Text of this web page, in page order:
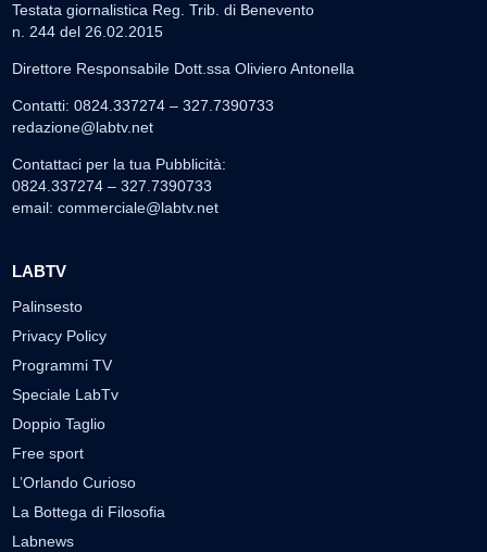
Testata giornalistica Reg. Trib. di Benevento
n. 244 del 26.02.2015
Direttore Responsabile Dott.ssa Oliviero Antonella
Contatti: 0824.337274 – 327.7390733
redazione@labtv.net
Contattaci per la tua Pubblicità:
0824.337274 – 327.7390733
email: commerciale@labtv.net
LABTV
Palinsesto
Privacy Policy
Programmi TV
Speciale LabTv
Doppio Taglio
Free sport
L’Orlando Curioso
La Bottega di Filosofia
Labnews